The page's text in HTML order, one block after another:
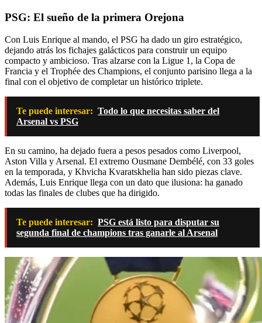
PSG: El sueño de la primera Orejona
Con Luis Enrique al mando, el PSG ha dado un giro estratégico,
dejando atrás los fichajes galácticos para construir un equipo
compacto y ambicioso. Tras alzarse con la Ligue 1, la Copa de
Francia y el Trophée des Champions, el conjunto parisino llega a la
final con el objetivo de completar un histórico triplete.
Te puede interesar: Todo lo que necesitas saber del
Arsenal vs PSG
En su camino, ha dejado fuera a pesos pesados como Liverpool,
Aston Villa y Arsenal. El extremo Ousmane Dembélé, con 33 goles
en la temporada, y Khvicha Kvaratskhelia han sido piezas clave.
Además, Luis Enrique llega con un dato que ilusiona: ha ganado
todas las finales de clubes que ha dirigido.
Te puede interesar: PSG está listo para disputar su
segunda final de champions tras ganarle al Arsenal